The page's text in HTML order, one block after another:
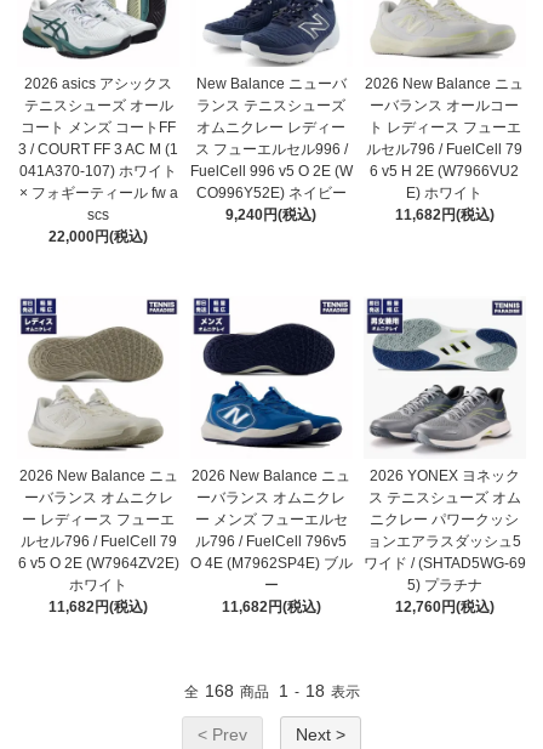
2026 asics アシックス
テニスシューズ オール
コート メンズ コートFF
3 / COURT FF 3 AC M (1
041A370-107) ホワイト
× フォギーティール fw a
scs
22,000円(税込)
New Balance ニューバ
ランス テニスシューズ
オムニクレー レディー
ス フューエルセル996 /
FuelCell 996 v5 O 2E (W
CO996Y52E) ネイビー
9,240円(税込)
2026 New Balance ニュ
ーバランス オールコー
ト レディース フューエ
ルセル796 / FuelCell 79
6 v5 H 2E (W7966VU2
E) ホワイト
11,682円(税込)
2026 New Balance ニュ
ーバランス オムニクレ
ー レディース フューエ
ルセル796 / FuelCell 79
6 v5 O 2E (W7964ZV2E)
ホワイト
11,682円(税込)
2026 New Balance ニュ
ーバランス オムニクレ
ー メンズ フューエルセ
ル796 / FuelCell 796v5
O 4E (M7962SP4E) ブル
ー
11,682円(税込)
2026 YONEX ヨネック
ス テニスシューズ オム
ニクレー パワークッシ
ョンエアラスダッシュ5
ワイド / (SHTAD5WG-69
5) プラチナ
12,760円(税込)
全 168 商品 1 - 18 表示
< Prev Next >